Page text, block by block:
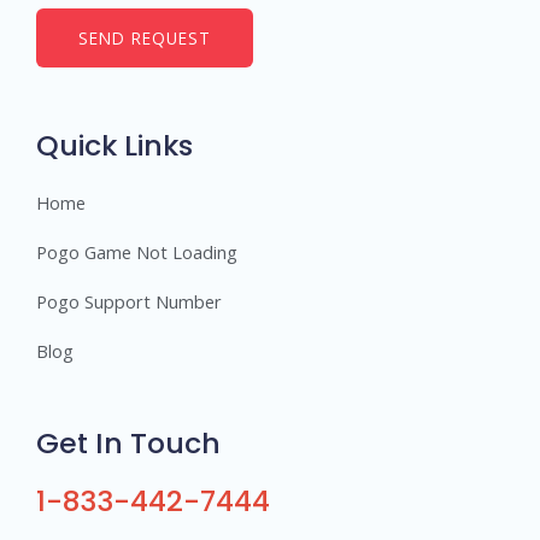
e
SEND REQUEST
Quick Links
Home
Pogo Game Not Loading
Pogo Support Number
Blog
Get In Touch
1-833-442-7444